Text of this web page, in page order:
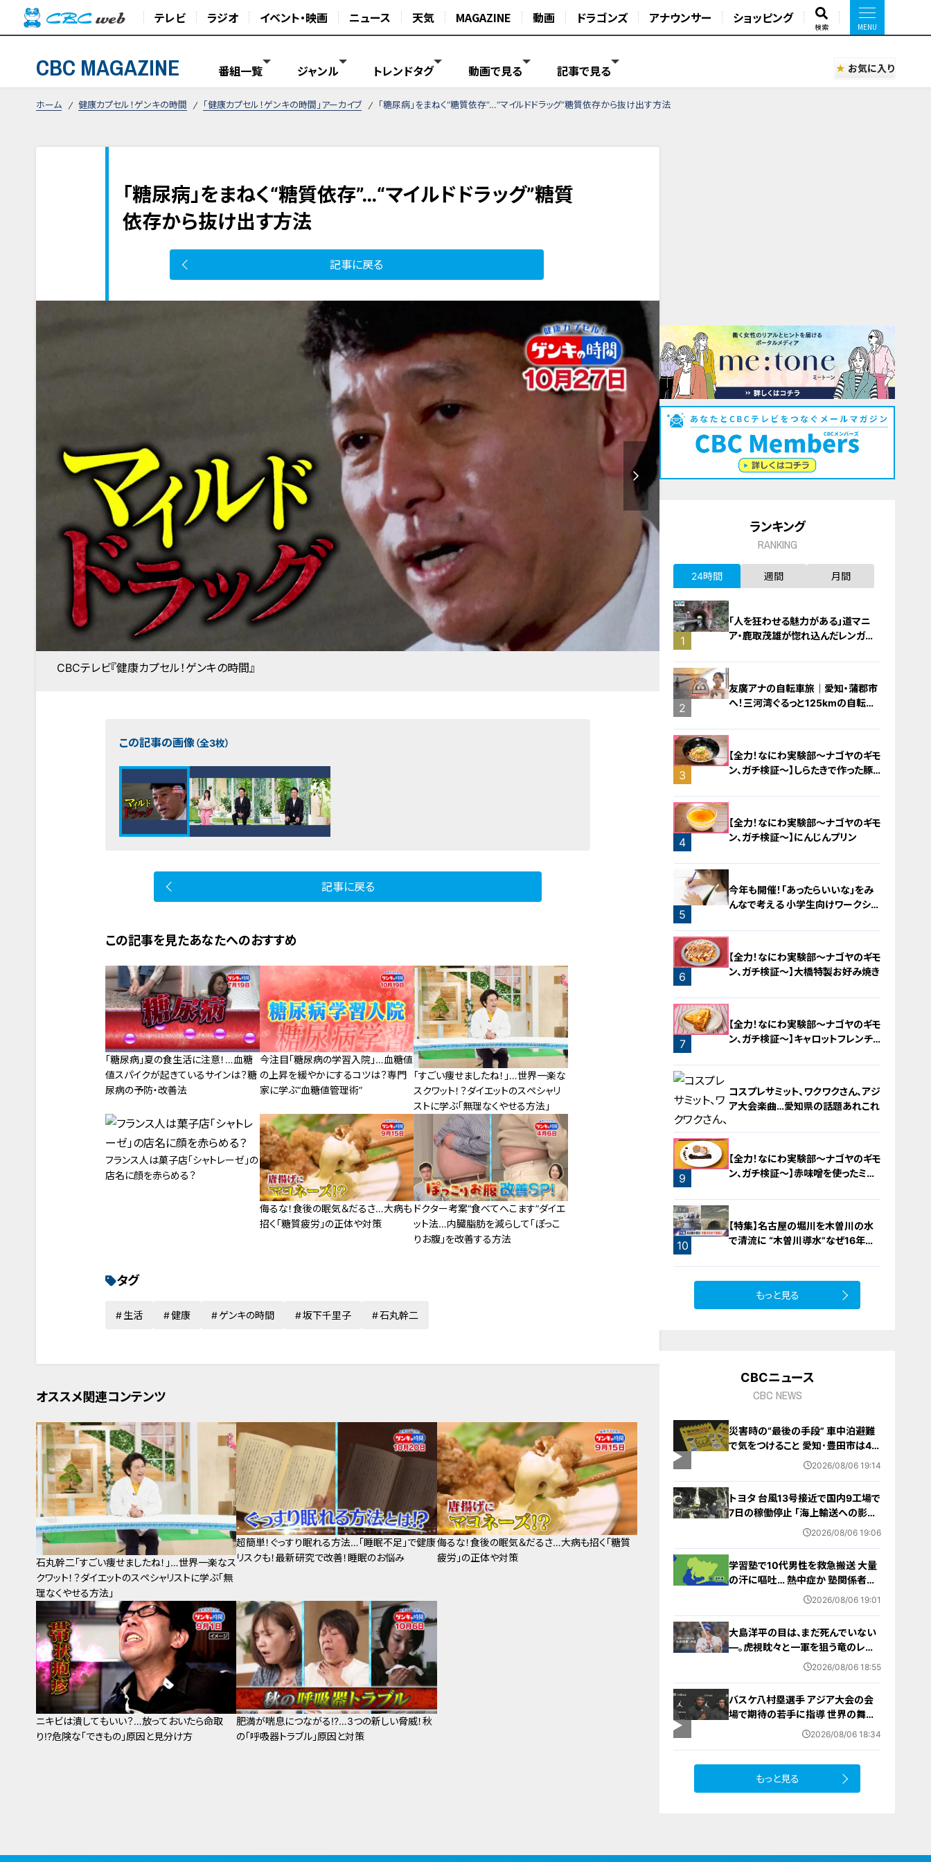
テレビ ラジオ イベント・映画 ニュース 天気 MAGAZINE 動画 ドラゴンズ アナウンサー ショッピング
検索
CBC MAGAZINE 番組一覧 ジャンル トレンドタグ 動画で見る 記事で見る お気に入り
ホーム 健康カプセル！ゲンキの時間 「健康カプセル！ゲンキの時間」アーカイブ 「糖尿病」をまねく“糖質依存”…“マイルドドラッグ”糖質依存から抜け出す方法
「糖尿病」をまねく“糖質依存”…“マイルドドラッグ”糖質
依存から抜け出す方法
記事に戻る
CBCテレビ『健康カプセル！ゲンキの時間』
この記事の画像（全3枚）
記事に戻る
この記事を見たあなたへのおすすめ
「糖尿病」夏の食生活に注意！…血糖
値スパイクが起きているサインは？糖
尿病の予防・改善法
今注目「糖尿病の学習入院」…血糖値
の上昇を緩やかにするコツは？専門
家に学ぶ“血糖値管理術”
「すごい痩せましたね！」…世界一楽な
スクワット！？ダイエットのスペシャリ
ストに学ぶ「無理なくやせる方法」
フランス人は菓子店「シャトレーゼ」の
店名に顔を赤らめる？
侮るな！食後の眠気＆だるさ…大病も
招く「糖質疲労」の正体や対策
ドクター考案“食べてへこます”ダイエ
ット法…内臓脂肪を減らして「ぽっこ
りお腹」を改善する方法
タグ
生活 健康 ゲンキの時間 坂下千里子 石丸幹二
オススメ関連コンテンツ
石丸幹二「すごい痩せましたね！」…世界一楽なス
クワット！？ダイエットのスペシャリストに学ぶ「無
理なくやせる方法」
超簡単！ぐっすり眠れる方法…「睡眠不足」で健康
リスクも！最新研究で改善！睡眠のお悩み
侮るな！食後の眠気＆だるさ…大病も招く「糖質
疲労」の正体や対策
ニキビは潰してもいい？…放っておいたら命取
り!?危険な「できもの」原因と見分け方
肥満が喘息につながる!?…3つの新しい脅威！秋
の「呼吸器トラブル」原因と対策
ランキング
RANKING
24時間 週間 月間
1
「人を狂わせる魅力がある」道マニ
ア・鹿取茂雄が惚れ込んだレンガの
2
友廣アナの自転車旅｜愛知・蒲郡市
へ！三河湾ぐるっと125kmの自転車
3
【全力！なにわ実験部～ナゴヤのギモ
ン、ガチ検証～】しらたきで作った豚
4
【全力！なにわ実験部～ナゴヤのギモ
ン、ガチ検証～】にんじんプリン
5
今年も開催！「あったらいいな」をみ
んなで考える 小学生向けワークショ
6
【全力！なにわ実験部～ナゴヤのギモ
ン、ガチ検証～】大橋特製お好み焼き
7
【全力！なにわ実験部～ナゴヤのギモ
ン、ガチ検証～】キャロットフレンチ
8
コスプレサミット、ワクワクさん、アジ
ア大会楽曲…愛知県の話題あれこれ
9
【全力！なにわ実験部～ナゴヤのギモ
ン、ガチ検証～】赤味噌を使ったミル
10
【特集】名古屋の堀川を木曽川の水
で清流に “木曽川導水”なぜ16年ぶ
もっと見る
CBCニュース
CBC NEWS
災害時の“最後の手段” 車中泊避難
で気をつけること 愛知･豊田市は4年
前からマニュアル作成 最悪の場合2026/08/06 19:14
トヨタ 台風13号接近で国内9工場で
7日の稼働停止 ｢海上輸送への影響
を踏まえ判断｣ 夏季連休明けの17日
2026/08/06 19:06
学習塾で10代男性を救急搬送 大量
の汗に嘔吐… 熱中症か 塾関係者が
消防に通報 名古屋 2026/08/06 19:01
大島洋平の目は、まだ死んでいない
―。虎視眈々と一軍を狙う竜のレジ
ェンドが明かした現状とドラゴンズ
2026/08/06 18:55
バスケ八村塁選手 アジア大会の会
場で期待の若手に指導 世界の舞台
で戦うために… 愛知国際アリーナ
2026/08/06 18:34
もっと見る